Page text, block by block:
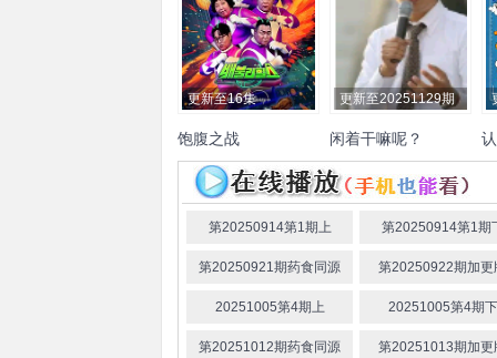
更新至16集
饱腹之战
申东熙 徐章勋
更新至20251129期
闲着干嘛呢？
刘在锡
第20250914第1期上 第20250914第1期
第20250921期药食同源 第20250922期加更
20251005第4期上 20251005第4期下
第20251012期药食同源 第20251013期加更